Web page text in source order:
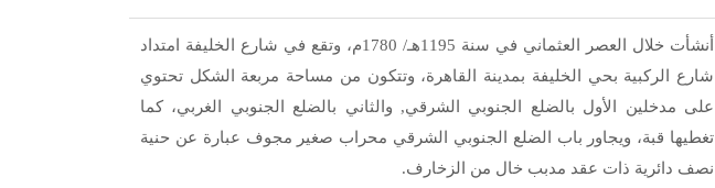
أنشأت خلال العصر العثماني في سنة 1195هـ/ 1780م، وتقع في شارع الخليفة امتداد
شارع الركبية بحي الخليفة بمدينة القاهرة، وتتكون من مساحة مربعة الشكل تحتوي
على مدخلين الأول بالضلع الجنوبي الشرقي, والثاني بالضلع الجنوبي الغربي، كما
تغطيها قبة، ويجاور باب الضلع الجنوبي الشرقي محراب صغير مجوف عبارة عن حنية
نصف دائرية ذات عقد مدبب خال من الزخارف.